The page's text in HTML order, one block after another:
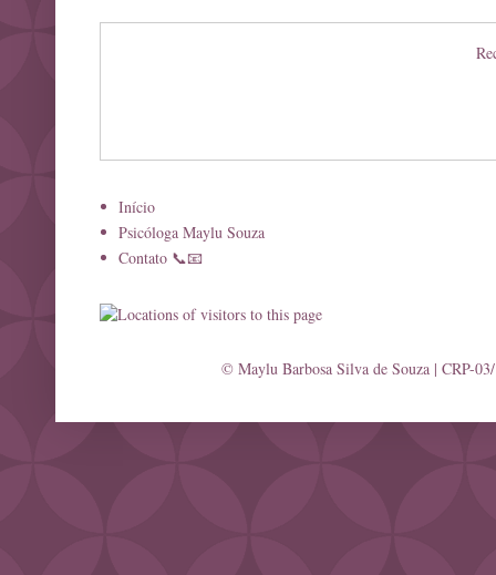
Início
Psicóloga Maylu Souza
Contato 📞📧
© Maylu Barbosa Silva de Souza | CRP-